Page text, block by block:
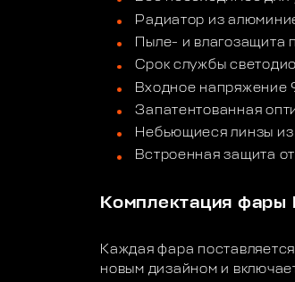
Радиатор из
Пыле- и влагозащита
Срок службы
Входное напряжение
Запатентованная
Небьющиеся линзы из
Встроенная защита
Комплектация фары
Каждая фара
новым дизайном и